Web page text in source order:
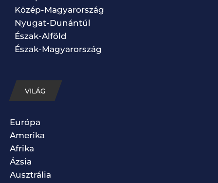
Közép-Magyarország
Nyugat-Dunántúl
Észak-Alföld
Észak-Magyarország
VILÁG
Európa
Amerika
Afrika
Ázsia
Ausztrália